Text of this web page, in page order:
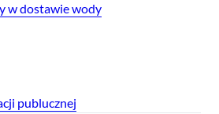
w dostawie wody
publucznej